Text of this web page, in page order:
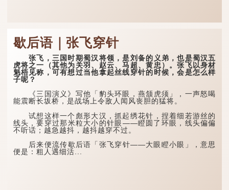
歇后语｜张飞穿针
张飞，三国时期蜀汉将领，是刘备的义弟，也是蜀汉五
虎将之一（其他为关羽、赵云、马超、黄忠）。张飞以身材
魁梧见称，可有想过当他拿起丝线穿针的时候，会是怎么样
子呢？
《三国演义》写他「豹头环眼，燕颔虎须」，一声怒喝
能震断长坂桥，是战场上令敌人闻风丧胆的猛将。
试想这样一个彪形大汉，抓起绣花针，捏着细若游丝的
线头，要穿过那米粒大小的针眼——瞪圆了环眼，线头偏偏
不听话；越急越抖，越抖越穿不过。
后来便流传歇后语「张飞穿针——大眼瞪小眼」，意思
便是：粗人遇细活...